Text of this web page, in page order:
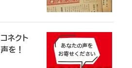
コネクト
を！